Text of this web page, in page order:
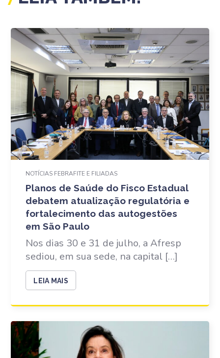
NOTÍCIAS FEBRAFITE E FILIADAS
Planos de Saúde do Fisco Estadual
debatem atualização regulatória e
fortalecimento das autogestões
em São Paulo
Nos dias 30 e 31 de julho, a Afresp
sediou, em sua sede, na capital […]
LEIA MAIS